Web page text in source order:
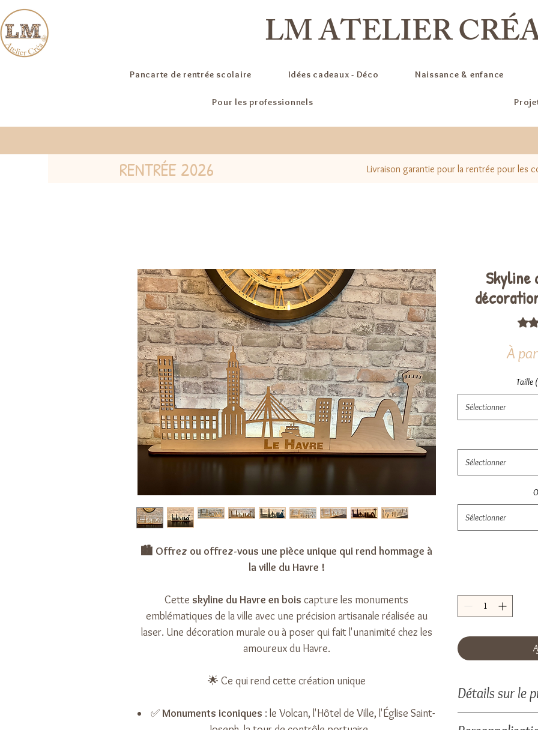
LM ATELIER
Pancarte de rentrée scolaire Idées cadeaux - Déco Naissance & enfance
Pour les professionnels
RENTRÉE 2026 Livraison garantie pour la rentrée pour les
🏙️ Offrez ou offrez-vous une pièce unique qui rend hommage à
la ville du Havre !
Cette skyline du Havre en bois capture les monuments
emblématiques de la ville avec une précision artisanale réalisée au
laser. Une décoration murale ou à poser qui fait l'unanimité chez les
amoureux du Havre.
🌟 Ce qui rend cette création unique
✅Monuments iconiques : le Volcan, l'Hôtel de Ville, l'Église Saint-
Skyline
La
À
Taille
Sélectionner
Sélectionner
Sélectionner
Détails sur le